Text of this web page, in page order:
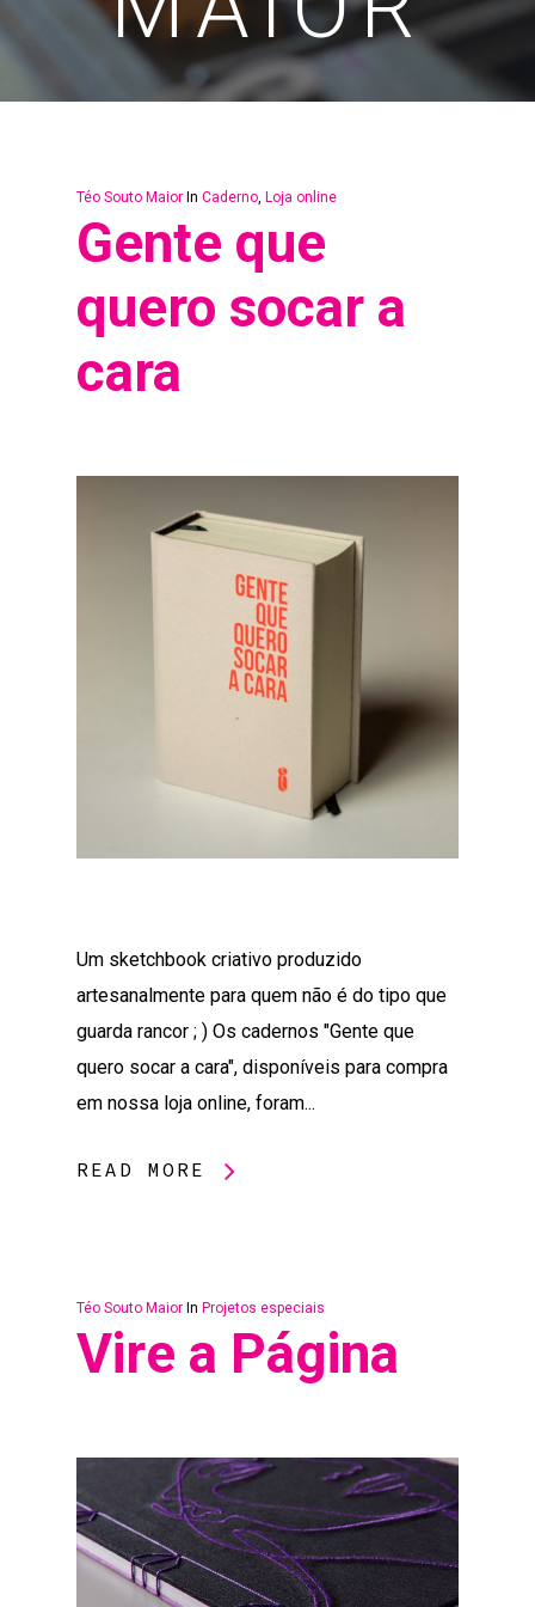
Téo Souto Maior In Caderno, Loja online
Gente que
quero socar a
cara
Um sketchbook criativo produzido
artesanalmente para quem não é do tipo que
guarda rancor ; ) Os cadernos "Gente que
quero socar a cara", disponíveis para compra
em nossa loja online, foram...
READ MORE
Téo Souto Maior In Projetos especiais
Vire a Página